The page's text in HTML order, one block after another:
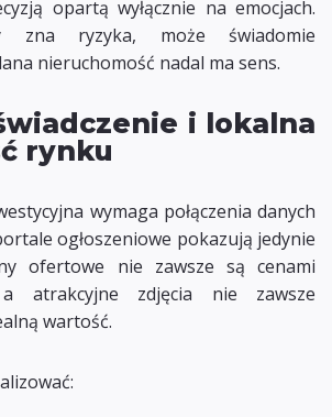
opartą wyłącznie na emocjach.
zna ryzyka, może świadomie
nieruchomość nadal ma sens.
i lokalna
rynku
wymaga połączenia danych
ogłoszeniowe pokazują jedynie
ofertowe nie zawsze są cenami
a atrakcyjne zdjęcia nie zawsze
wartość.